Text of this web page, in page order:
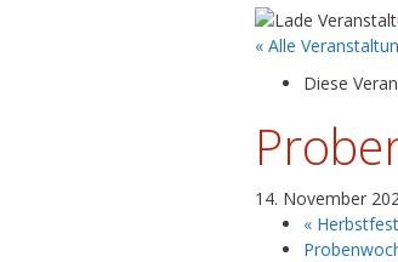
« Alle
Diese
14. November
«Herbstfest